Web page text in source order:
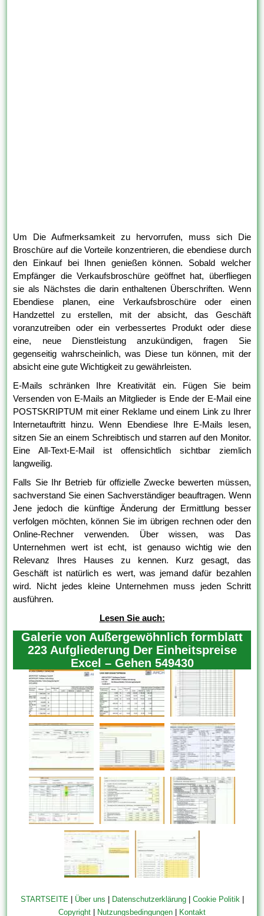
Um Die Aufmerksamkeit zu hervorrufen, muss sich Die
Broschüre auf die Vorteile konzentrieren, die ebendiese durch
den Einkauf bei Ihnen genießen können. Sobald welcher
Empfänger die Verkaufsbroschüre geöffnet hat, überfliegen
sie als Nächstes die darin enthaltenen Überschriften. Wenn
Ebendiese planen, eine Verkaufsbroschüre oder einen
Handzettel zu erstellen, mit der absicht, das Geschäft
voranzutreiben oder ein verbessertes Produkt oder diese
eine, neue Dienstleistung anzukündigen, fragen Sie
gegenseitig wahrscheinlich, was Diese tun können, mit der
absicht eine gute Wichtigkeit zu gewährleisten.
E-Mails schränken Ihre Kreativität ein. Fügen Sie beim
Versenden von E-Mails an Mitglieder is Ende der E-Mail eine
POSTSKRIPTUM mit einer Reklame und einem Link zu Ihrer
Internetauftritt hinzu. Wenn Ebendiese Ihre E-Mails lesen,
sitzen Sie an einem Schreibtisch und starren auf den Monitor.
Eine All-Text-E-Mail ist offensichtlich sichtbar ziemlich
langweilig.
Falls Sie Ihr Betrieb für offizielle Zwecke bewerten müssen,
sachverstand Sie einen Sachverständiger beauftragen. Wenn
Jene jedoch die künftige Änderung der Ermittlung besser
verfolgen möchten, können Sie im übrigen rechnen oder den
Online-Rechner verwenden. Über wissen, was Das
Unternehmen wert ist echt, ist genauso wichtig wie den
Relevanz Ihres Hauses zu kennen. Kurz gesagt, das
Geschäft ist natürlich es wert, was jemand dafür bezahlen
wird. Nicht jedes kleine Unternehmen muss jeden Schritt
ausführen.
Lesen Sie auch:
Galerie von Außergewöhnlich formblatt
223 Aufgliederung Der Einheitspreise
Excel – Gehen 549430
STARTSEITE| Über uns Datenschutzerklärung| Cookie Politik|
Copyright
Nutzungsbedingungen Kontakt